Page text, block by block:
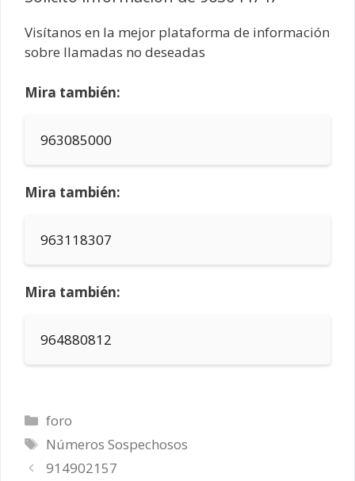
Visítanos en la mejor plataforma de información
sobre llamadas no deseadas
Mira también:
963085000
Mira también:
963118307
Mira también:
964880812
Categorías
foro
Etiquetas
Números Sospechosos
914902157